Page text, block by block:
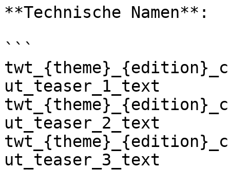
**Technische Namen**:
```
ut_teaser_1_text
ut_teaser_2_text
ut_teaser_3_text